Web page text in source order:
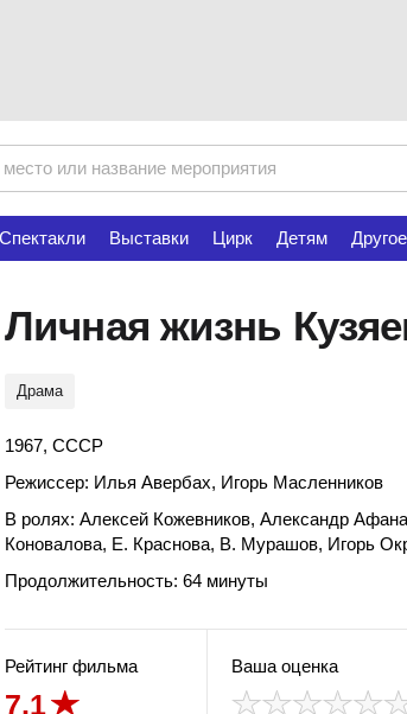
Спектакли Выставки Цирк Детям Другое
Личная жизнь
Драма
1967, СССР
Режиссер: Илья Авербах, Игорь Масленников
В ролях: Алексей Кожевников, Александр
Коновалова, Е. Краснова, В. Мурашов, Игорь
Продолжительность: 64 минуты
Рейтинг фильма
7,1
Ваша оценка